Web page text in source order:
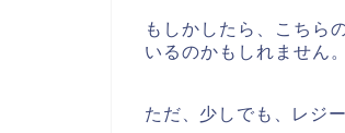
もしかしたら、こちら
いるのかもしれません。
ただ、少しでも、レジ